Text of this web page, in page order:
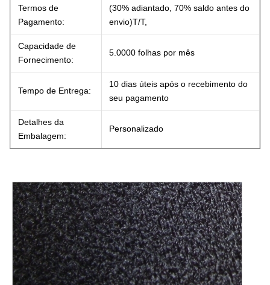
Termos de
Pagamento:
(30% adiantado, 70% saldo antes do
envio)T/T,
Capacidade de
Fornecimento:
5.0000 folhas por mês
Tempo de Entrega:
10 dias úteis após o recebimento do
seu pagamento
Detalhes da
Embalagem:
Personalizado